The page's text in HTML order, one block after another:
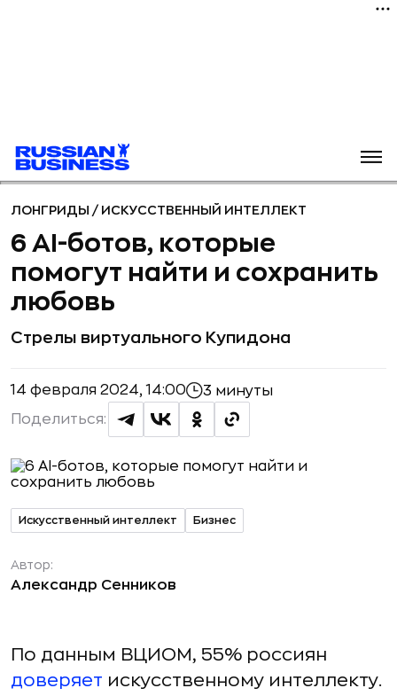
ЛОНГРИДЫ / ИСКУССТВЕННЫЙ ИНТЕЛЛЕКТ
6 AI-ботов, которые
помогут найти и сохранить
любовь
Стрелы виртуального Купидона
14 февраля 2024, 14:00 3 минуты
Поделиться:
Искусственный интеллект Бизнес
Автор:
Александр Сенников
По данным ВЦИОМ, 55% россиян
доверяет искусственному интеллекту.